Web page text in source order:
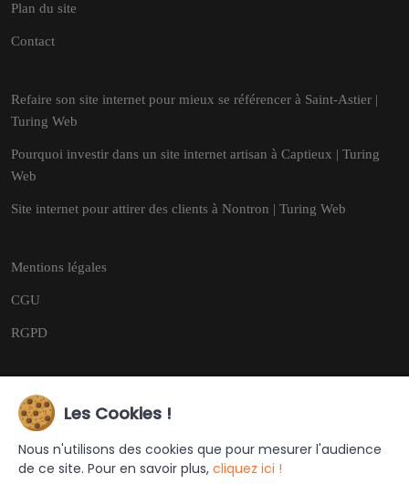
Plan du site
Contact
Refaire son site internet pour mieux se référencer à Saint-Astier |
Turing Web
Pourquoi investir dans un site internet artisan à Captieux | Turing
Web
Site internet pour attirer des clients à Nontron | Turing Web
Mentions légales
CGU
RGPD
Copyright © 2026
Ce site a été créé et est géré par Turing Web
Les Cookies !
Nous n'utilisons des cookies que pour mesurer l'audience
de ce site. Pour en savoir plus, cliquez ici !